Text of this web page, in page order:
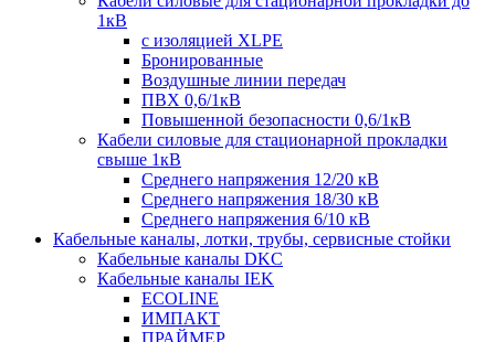
1кВ
c изоляцией XLPE
Бронированные
Воздушные линии передач
ПВХ 0,6/1кВ
Повышенной безопасности 0,6/1кВ
Кабели силовые для стационарной прокладки
свыше 1кВ
Среднего напряжения 12/20 кВ
Среднего напряжения 18/30 кВ
Среднего напряжения 6/10 кВ
Кабельные каналы, лотки, трубы, сервисные стойки
Кабельные каналы DKC
Кабельные каналы IEK
ECOLINE
ИМПАКТ
ПРАЙМЕР